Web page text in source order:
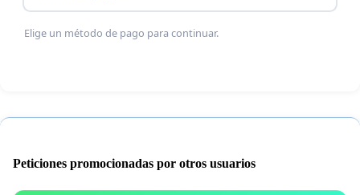
Elige un método de pago para continuar.
Peticiones promocionadas por otros usuarios